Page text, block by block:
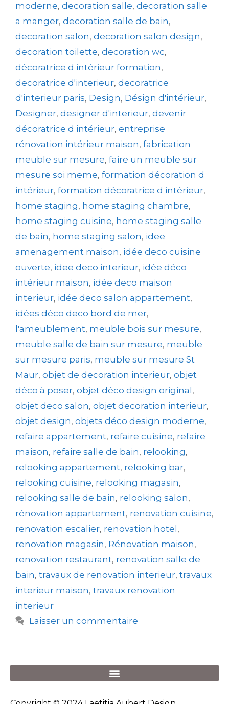
moderne, decoration salle, decoration salle
a manger, decoration salle de bain,
decoration salon, decoration salon design,
decoration toilette, decoration wc,
décoratrice d intérieur formation,
decoratrice d'interieur, decoratrice
d'interieur paris, Design, Désign d'intérieur,
Designer, designer d'interieur, devenir
décoratrice d intérieur, entreprise
rénovation intérieur maison, fabrication
meuble sur mesure, faire un meuble sur
mesure soi meme, formation décoration d
intérieur, formation décoratrice d intérieur,
home staging, home staging chambre,
home staging cuisine, home staging salle
de bain, home staging salon, idee
amenagement maison, idée deco cuisine
ouverte, idee deco interieur, idée déco
intérieur maison, idée deco maison
interieur, idée deco salon appartement,
idées déco deco bord de mer,
l'ameublement, meuble bois sur mesure,
meuble salle de bain sur mesure, meuble
sur mesure paris, meuble sur mesure St
Maur, objet de decoration interieur, objet
déco à poser, objet déco design original ,
objet deco salon, objet decoration interieur,
objet design, objets déco design moderne,
refaire appartement, refaire cuisine, refaire
maison, refaire salle de bain, relooking,
relooking appartement, relooking bar,
relooking cuisine, relooking magasin,
relooking salle de bain, relooking salon,
rénovation appartement, renovation cuisine,
renovation escalier, renovation hotel ,
renovation magasin, Rénovation maison,
renovation restaurant, renovation salle de
bain, travaux de renovation interieur, travaux
interieur maison, travaux renovation
interieur
Laisser un commentaire